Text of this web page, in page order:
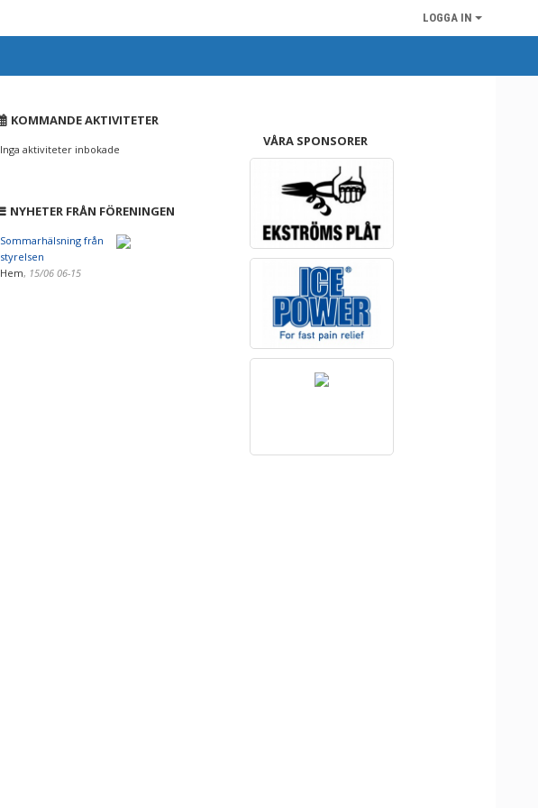
LOGGA IN
KOMMANDE AKTIVITETER
Inga aktiviteter inbokade
NYHETER FRÅN FÖRENINGEN
Sommarhälsning från
styrelsen
Hem, 15/06 06-15
VÅRA SPONSORER